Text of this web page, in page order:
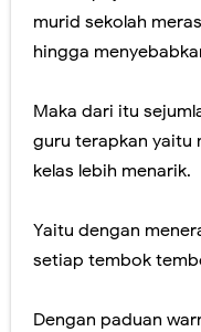
murid sekolah
hingga
Maka dari itu
guru terapkan yaitu
kelas lebih menarik.
Yaitu dengan
setiap tembok
Dengan paduan